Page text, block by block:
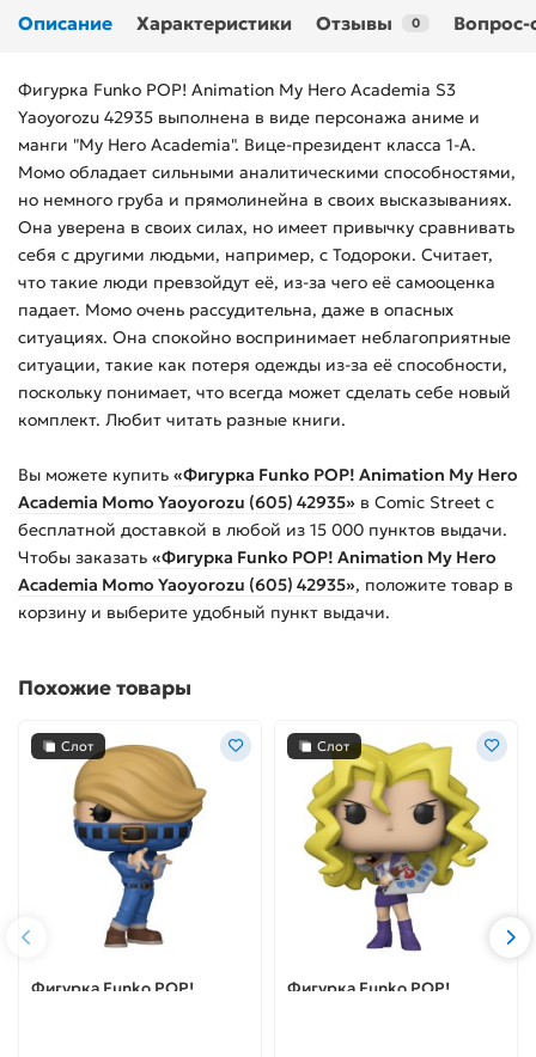
Описание Характеристики Отзывы 0 Вопрос-
Фигурка Funko POP! Animation My Hero Academia S3
Yaoyorozu 42935 выполнена в виде персонажа аниме и
манги "My Hero Academia". Вице-президент класса 1-А.
Момо обладает сильными аналитическими способностями,
но немного груба и прямолинейна в своих высказываниях.
Она уверена в своих силах, но имеет привычку сравнивать
себя с другими людьми, например, с Тодороки. Считает,
что такие люди превзойдут её, из-за чего её самооценка
падает. Момо очень рассудительна, даже в опасных
ситуациях. Она спокойно воспринимает неблагоприятные
ситуации, такие как потеря одежды из-за её способности,
поскольку понимает, что всегда может сделать себе новый
комплект. Любит читать разные книги.
Вы можете купить «Фигурка Funko POP! Animation My Hero
Academia Momo Yaoyorozu (605) 42935» в Comic Street с
бесплатной доставкой в любой из 15 000 пунктов выдачи.
Чтобы заказать «Фигурка Funko POP! Animation My Hero
Academia Momo Yaoyorozu (605) 42935», положите товар в
корзину и выберите удобный пункт выдачи.
Похожие товары
Слот
Фигурка Funko POP!
Слот
Фигурка Funko POP!